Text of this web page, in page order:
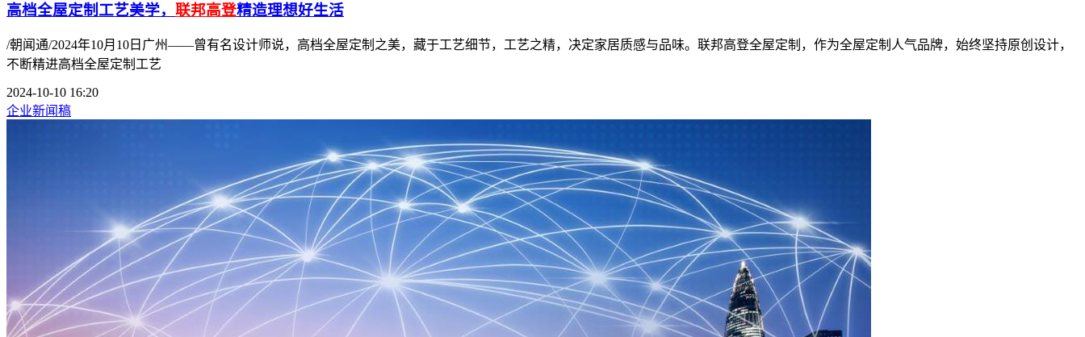
高档全屋定制工艺美学， 联邦高登精造理想好生活
/朝闻通/2024年10月10日广州——曾有名设计师说，高档全屋定制之美，藏于工艺细节，工艺之精，决定家居质感与品味。联邦高登全屋定制，作为全屋定制人气品牌，始终坚持原创设计，
不断精进高档全屋定制工艺
2024-10-10 16:20
企业新闻稿